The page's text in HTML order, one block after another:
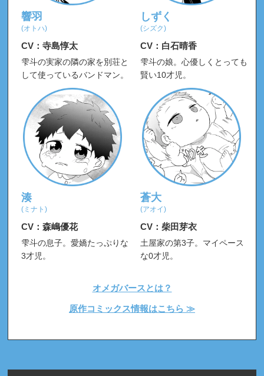
2020.12.24 キャストインタビュー 、PVを公開！
2020.12.04
2020.11.04 ドラマCD「嫌いでいさせて」本日発売！
2020.11.04
大人気コミックス「嫌いでいさせて」のくじメ
イトが本日発売
2020.11.02 ドラマCD第2弾発売決定！
2020.10.09 特典画像、試聴 を公開！
2020.09.25 PV公開！
2020.09.25
キャストインタビュー（斉藤壮馬、増田俊樹、
中島ヨシキ、白石晴香）公開！
2020.07.13
【発売記念キャンペーン開催決定！】ドラマ
CD「嫌いでいさせて」
特典＆キャンペーンも開催！
11/4発売！ドラマCD「嫌いでいさせて」 特設サ
響羽
(オトハ)
CV：寺島惇太
雫斗の実家の隣の家を別荘と
して使っているバンドマン。
しずく
(シズク)
CV：白石晴香
雫斗の娘。心優しくとっても
賢い10才児。
湊
(ミナト)
CV：森嶋優花
雫斗の息子。愛嬌たっぷりな
3才児。
蒼大
(アオイ)
CV：柴田芽衣
土屋家の第3子。マイペース
な0才児。
オメガバースとは？
原作コミックス情報はこちら ≫